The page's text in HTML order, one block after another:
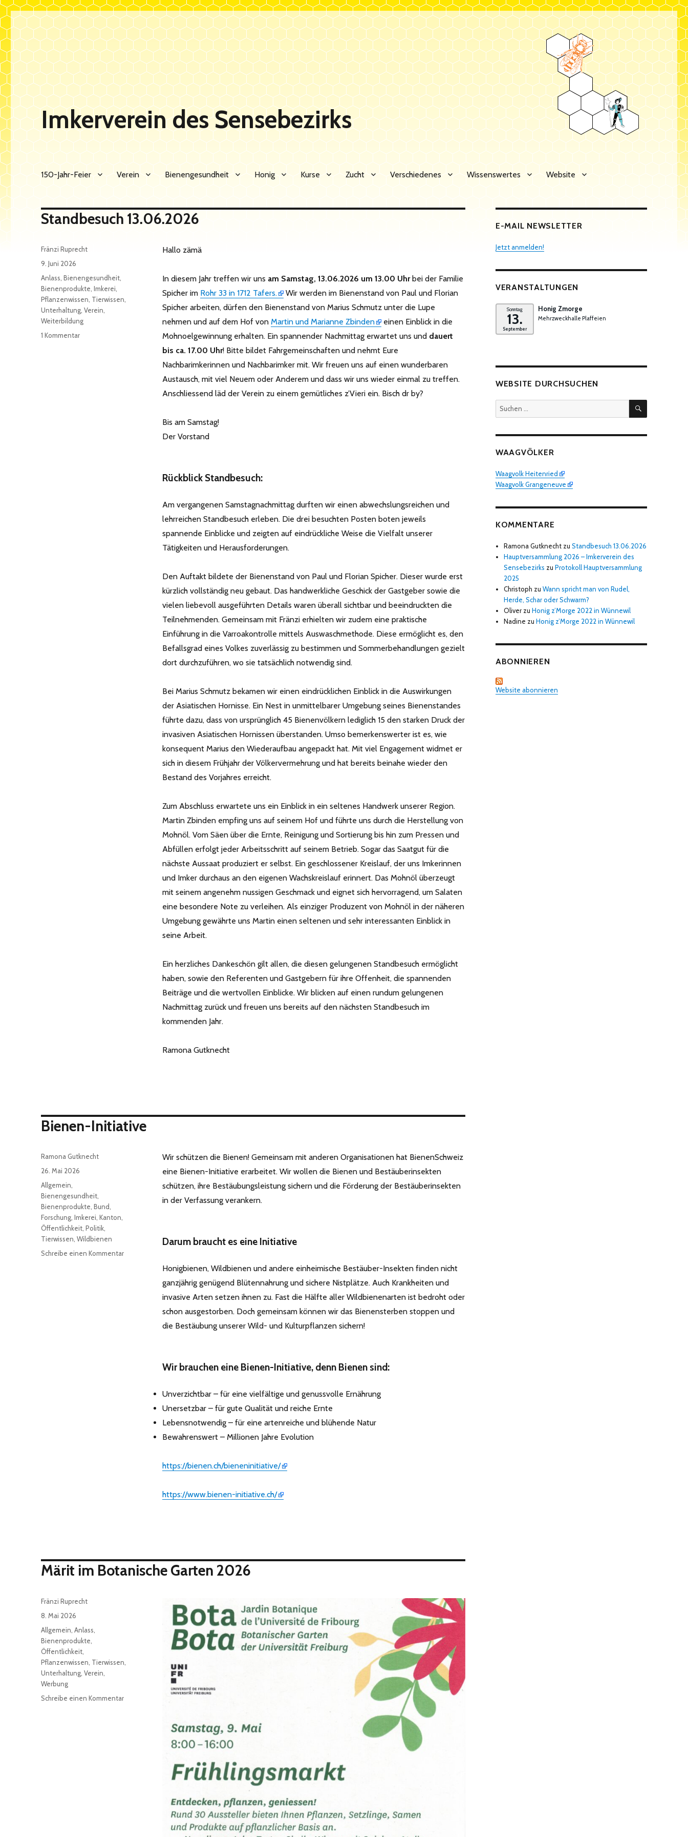
Imkerverein des Sensebezirks
150-Jahr-Feier Verein Bienengesundheit Honig Kurse Zucht Verschiedenes Wissenswertes Website
Standbesuch 13.06.2026
Hallo zämä
In diesem Jahr treffen wir uns am Samstag, 13.06.2026 um 13.00 Uhrbei der Familie
Spicher im Rohr 33 in 1712 Tafers.
Wir werden im Bienenstand von Paul und Florian
Spicher arbeiten, dürfen den Bienenstand von Marius Schmutz unter die Lupe
nehmen und auf dem Hof von Martin und Marianne Zbinden
einen Einblick in die
Mohnoelgewinnung erhalten. Ein spannender Nachmittag erwartet uns und dauert
bis ca. 17.00 Uhr! Bitte bildet Fahrgemeinschaften und nehmt Eure
Nachbarimkerinnen und Nachbarimker mit. Wir freuen uns auf einen wunderbaren
Austausch, mit viel Neuem oder Anderem und dass wir uns wieder einmal zu treffen.
Anschliessend läd der Verein zu einem gemütliches z’Vieri ein. Bisch dr by?
Bis am Samstag!
Der Vorstand
Rückblick Standbesuch:
Am vergangenen Samstagnachmittag durften wir einen abwechslungsreichen und
lehrreichen Standbesuch erleben. Die drei besuchten Posten boten jeweils
spannende Einblicke und zeigten auf eindrückliche Weise die Vielfalt unserer
Tätigkeiten und Herausforderungen.
Den Auftakt bildete der Bienenstand von Paul und Florian Spicher. Dieser wurde erst
kürzlich vollständig neu gebaut. Das handwerkliche Geschick der Gastgeber sowie die
vielen liebevoll ausgeführten Details waren überall sichtbar und beeindruckten die
Teilnehmenden. Gemeinsam mit Fränzi erhielten wir zudem eine praktische
Einführung in die Varroakontrolle mittels Auswaschmethode. Diese ermöglicht es, den
Befallsgrad eines Volkes zuverlässig zu bestimmen und Sommerbehandlungen gezielt
dort durchzuführen, wo sie tatsächlich notwendig sind.
Bei Marius Schmutz bekamen wir einen eindrücklichen Einblick in die Auswirkungen
der Asiatischen Hornisse. Ein Nest in unmittelbarer Umgebung seines Bienenstandes
führte dazu, dass von ursprünglich 45 Bienenvölkern lediglich 15 den starken Druck der
invasiven Asiatischen Hornissen überstanden. Umso bemerkenswerter ist es, wie
konsequent Marius den Wiederaufbau angepackt hat. Mit viel Engagement widmet er
sich in diesem Frühjahr der Völkervermehrung und hat bereits beinahe wieder den
Bestand des Vorjahres erreicht.
Zum Abschluss erwartete uns ein Einblick in ein seltenes Handwerk unserer Region.
Martin Zbinden empfing uns auf seinem Hof und führte uns durch die Herstellung von
Mohnöl. Vom Säen über die Ernte, Reinigung und Sortierung bis hin zum Pressen und
Abfüllen erfolgt jeder Arbeitsschritt auf seinem Betrieb. Sogar das Saatgut für die
nächste Aussaat produziert er selbst. Ein geschlossener Kreislauf, der uns Imkerinnen
und Imker durchaus an den eigenen Wachskreislauf erinnert. Das Mohnöl überzeugt
mit seinem angenehm nussigen Geschmack und eignet sich hervorragend, um Salaten
eine besondere Note zu verleihen. Als einziger Produzent von Mohnöl in der näheren
Umgebung gewährte uns Martin einen seltenen und sehr interessanten Einblick in
seine Arbeit.
Ein herzliches Dankeschön gilt allen, die diesen gelungenen Standbesuch ermöglicht
haben, sowie den Referenten und Gastgebern für ihre Offenheit, die spannenden
Beiträge und die wertvollen Einblicke. Wir blicken auf einen rundum gelungenen
Nachmittag zurück und freuen uns bereits auf den nächsten Standbesuch im
kommenden Jahr.
Ramona Gutknecht
Autor
Fränzi Ruprecht
Veröffentlicht
am
9. Juni 2026
Kategorien
Anlass,Bienengesundheit,
Bienenprodukte,Imkerei,
Pflanzenwissen, Tierwissen,
Unterhaltung,Verein,
Weiterbildung
1 Kommentarzu
Bienen-Initiative
Wir schützen die Bienen! Gemeinsam mit anderen Organisationen hat BienenSchweiz
eine Bienen-Initiative erarbeitet. Wir wollen die Bienen und Bestäuberinsekten
schützen, ihre Bestäubungsleistung sichern und die Förderung der Bestäuberinsekten
in der Verfassung verankern.
Darum braucht es eine Initiative
Honigbienen, Wildbienen und andere einheimische Bestäuber-Insekten finden nicht
ganzjährig genügend Blütennahrung und sichere Nistplätze. Auch Krankheiten und
invasive Arten setzen ihnen zu. Fast die Hälfte aller Wildbienenarten ist bedroht oder
schon ausgestorben. Doch gemeinsam können wir das Bienensterben stoppen und
die Bestäubung unserer Wild- und Kulturpflanzen sichern!
Wir brauchen eine Bienen-Initiative, denn Bienen sind:
Unverzichtbar – für eine vielfältige und genussvolle Ernährung
Unersetzbar – für gute Qualität und reiche Ernte
Lebensnotwendig – für eine artenreiche und blühende Natur
Bewahrenswert – Millionen Jahre Evolution
https://bienen.ch/bieneninitiative/
https://www.bienen-initiative.ch/
Autor
Ramona Gutknecht
Veröffentlicht
am
26. Mai 2026
Kategorien
Allgemein,
Bienengesundheit,
Bienenprodukte,Bund,
Forschung,Imkerei,Kanton,
Öffentlichkeit,Politik,
Tierwissen,Wildbienen
Schreibe einen Kommentarzu
Märit im Botanische Garten 2026
Autor
Fränzi Ruprecht
Veröffentlicht
am
8. Mai 2026
Kategorien
Allgemein ,Anlass
Bienenprodukte
Öffentlichkeit
Pflanzenwissen Tierwissen
Unterhaltung ,Verein
Werbung
Schreibe einen Kommentarzu
E-MAIL NEWSLETTER
Jetzt anmelden!
VERANSTALTUNGEN
Sonntag
13.
September
Honig Zmorge
Mehrzweckhalle Plaffeien
WEBSITE DURCHSUCHEN
Suchen
SUCHEN
WAAGVÖLKER
Waagvolk Heitenried
Waagvolk Grangeneuve
KOMMENTARE
Ramona Gutknecht zuStandbesuch 13.06.2026
Hauptversammlung 2026 – Imkerverein des
Sensebezirks zuProtokoll Hauptversammlung
2025
Christoph zuWann spricht man von Rudel,
Herde, Schar oder Schwarm?
Oliver zuHonig z’Morge 2022 in Wünnewil
Nadine zuHonig z’Morge 2022 in Wünnewil
ABONNIEREN
Website abonnieren